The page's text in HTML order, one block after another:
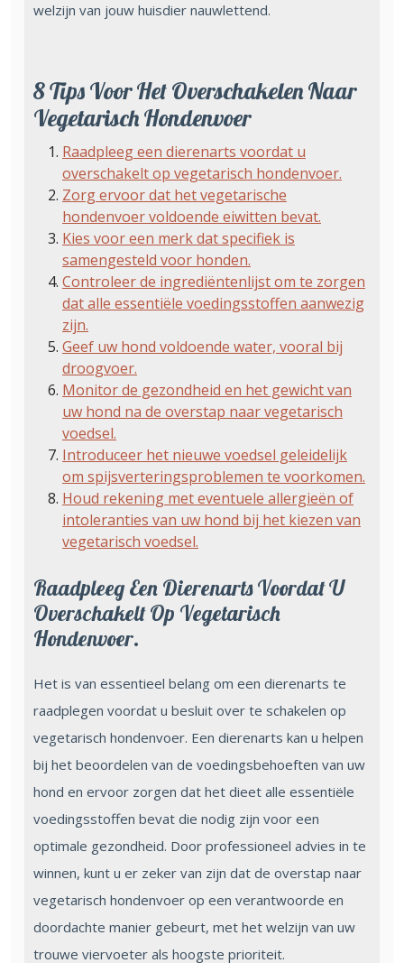
welzijn van jouw huisdier nauwlettend.
8 Tips Voor Het Overschakelen Naar
Vegetarisch Hondenvoer
Raadpleeg een dierenarts voordat u
overschakelt op vegetarisch hondenvoer.
Zorg ervoor dat het vegetarische
hondenvoer voldoende eiwitten bevat.
Kies voor een merk dat specifiek is
samengesteld voor honden.
Controleer de ingrediëntenlijst om te zorgen
dat alle essentiële voedingsstoffen aanwezig
zijn.
Geef uw hond voldoende water, vooral bij
droogvoer.
Monitor de gezondheid en het gewicht van
uw hond na de overstap naar vegetarisch
voedsel.
Introduceer het nieuwe voedsel geleidelijk
om spijsverteringsproblemen te voorkomen.
Houd rekening met eventuele allergieën of
intoleranties van uw hond bij het kiezen van
vegetarisch voedsel.
Raadpleeg Een Dierenarts Voordat U
Overschakelt Op Vegetarisch
Hondenvoer.
Het is van essentieel belang om een dierenarts te
raadplegen voordat u besluit over te schakelen op
vegetarisch hondenvoer. Een dierenarts kan u helpen
bij het beoordelen van de voedingsbehoeften van uw
hond en ervoor zorgen dat het dieet alle essentiële
voedingsstoffen bevat die nodig zijn voor een
optimale gezondheid. Door professioneel advies in te
winnen, kunt u er zeker van zijn dat de overstap naar
vegetarisch hondenvoer op een verantwoorde en
doordachte manier gebeurt, met het welzijn van uw
trouwe viervoeter als hoogste prioriteit.